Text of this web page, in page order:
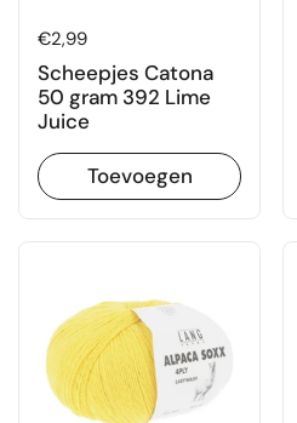
Prijs:
€2,99
Scheepjes Catona
50 gram 392 Lime
Juice
Toevoegen